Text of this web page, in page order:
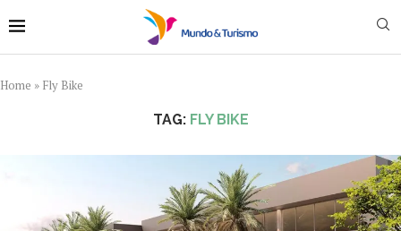
Home » Fly Bike
TAG: FLY BIKE